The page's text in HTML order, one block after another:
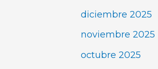
diciembre 2025
noviembre 2025
octubre 2025